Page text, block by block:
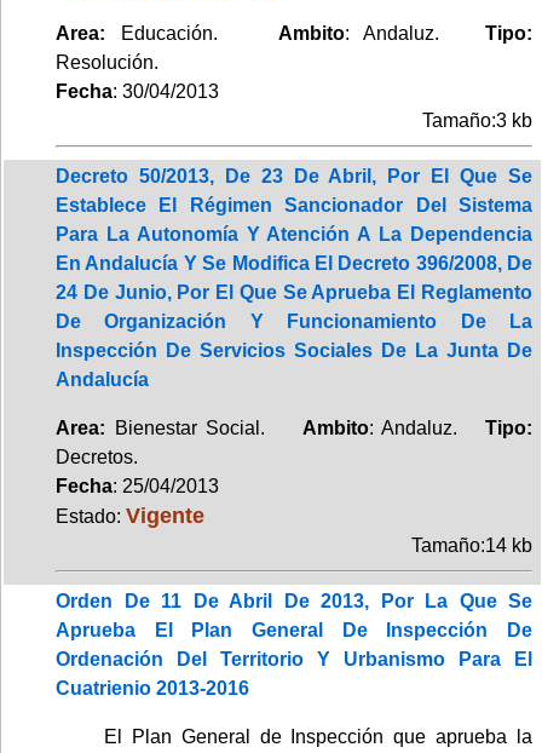
Area: Educación. Ambito: Andaluz.Tipo:
Resolución.
Fecha: 30/04/2013
Tamaño:3 kb
Decreto 50/2013, De 23 De Abril, Por El Que Se
Establece El Régimen Sancionador Del Sistema
Para La Autonomía Y Atención A La Dependencia
En Andalucía Y Se Modifica El Decreto 396/2008, De
24 De Junio, Por El Que Se Aprueba El Reglamento
De Organización Y Funcionamiento De La
Inspección De Servicios Sociales De La Junta De
Andalucía
Area: Bienestar Social. Ambito: Andaluz.Tipo:
Decretos.
Fecha: 25/04/2013
Estado: Vigente
Tamaño:14 kb
Orden De 11 De Abril De 2013, Por La Que Se
Aprueba El Plan General De Inspección De
Ordenación Del Territorio Y Urbanismo Para El
Cuatrienio 2013-2016
El Plan General de Inspección que aprueba la